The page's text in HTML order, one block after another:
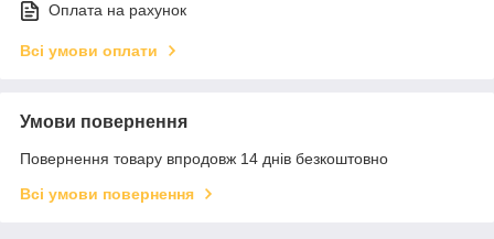
Оплата на рахунок
Всі умови оплати
Умови повернення
Повернення товару впродовж 14 днів безкоштовно
Всі умови повернення